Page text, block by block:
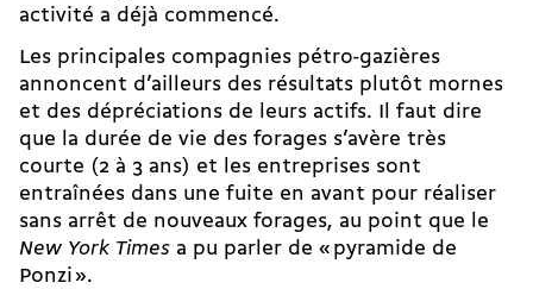
activité a déjà commencé.
Les principales compagnies pétro-­gazières
annoncent d’ailleurs des résultats plutôt mornes
et des dépréciations de leurs actifs. Il faut dire
que la durée de vie des forages s’avère très
courte (2 à 3 ans) et les entreprises sont
entraînées dans une fuite en avant pour réaliser
sans arrêt de nouveaux forages, au point que le
New York Times a pu parler de « pyramide de
Ponzi ».